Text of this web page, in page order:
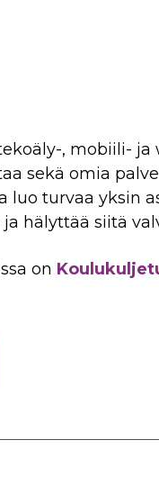
, mobiili- ja
sekä omia
luo turvaa yksin
hälyttää siitä
on